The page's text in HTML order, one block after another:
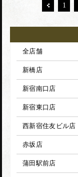
1
全店舗
新橋店
新宿南口店
新宿東口店
西新宿住友ビル店
赤坂店
蒲田駅前店